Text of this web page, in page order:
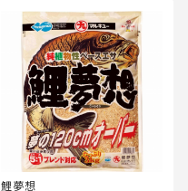
鯉夢想